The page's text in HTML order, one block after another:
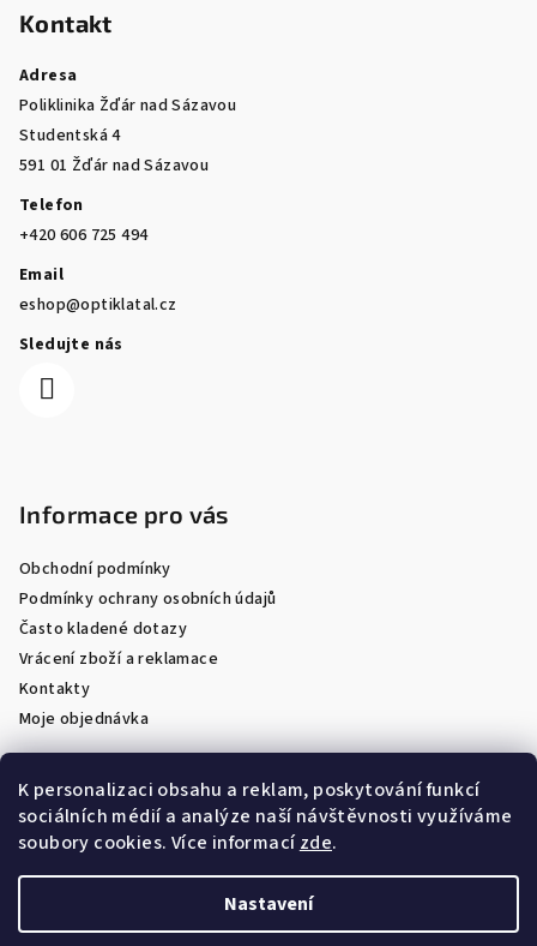
K personalizaci obsahu a reklam, poskytování funkcí
sociálních médií a analýze naší návštěvnosti využíváme
soubory cookies. Více informacízde.
Nastavení
Kontakt
Adresa
Poliklinika Žďár nad Sázavou
Studentská 4
591 01 Žďár nad Sázavou
Telefon
+420 606 725 494
Email
eshop@optiklatal.cz
Sledujte nás
Informace pro vás
Obchodní podmínky
Podmínky ochrany osobních údajů
Často kladené dotazy
Vrácení zboží a reklamace
Kontakty
Moje objednávka
Facebook